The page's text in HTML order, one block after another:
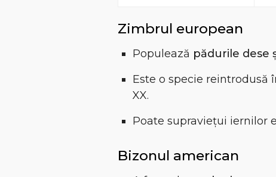
Zimbrul european
Populează pădurile dese
Este o specie reintrodusă
XX.
Poate supraviețui iernilor
Bizonul american